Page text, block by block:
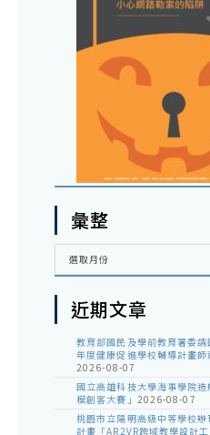
彙整
彙
選取月份
近期文章
教育部國民及學前教育署委
年度健康促進學校輔導計畫
2026-08-07
國立高雄科技大學海事學院
模創客大賽」 2026-08-07
桃園市立陽明高級中等學校
計畫「AR2VR跨域教學設計工